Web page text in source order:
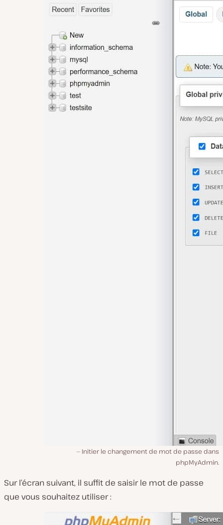
Initier le changement de mot de passe dans
phpMyAdmin.
Sur l’écran suivant, il suffit de saisir le mot de passe
que vous souhaitez utiliser :